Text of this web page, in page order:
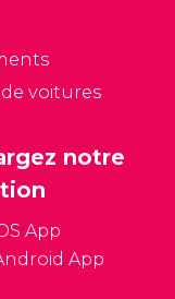
voitures
notre
App
App